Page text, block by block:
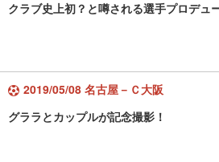
クラブ史上初？と噂される選手プロデュ
2019/05/08 名古屋－Ｃ大阪
グララとカップルが記念撮影！